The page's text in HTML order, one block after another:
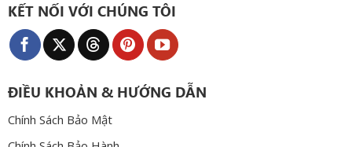
KẾT NỐI VỚI CHÚNG TÔI
ĐIỀU KHOẢN & HƯỚNG DẪN
Chính Sách Bảo Mật